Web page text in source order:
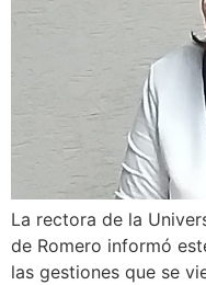
La rectora de la
de Romero informó
las gestiones que se